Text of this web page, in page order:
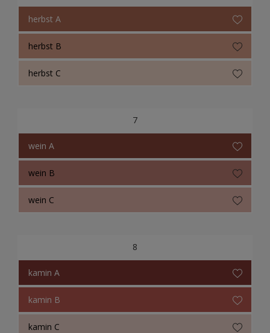
herbst A
herbst B
herbst C
7
wein A
wein B
wein C
8
kamin A
kamin B
kamin C